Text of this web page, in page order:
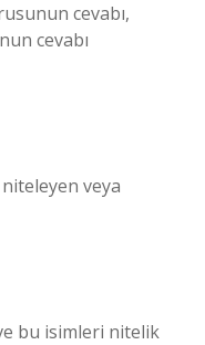
cevabı,
cevabı
veya
bu isimleri nitelik